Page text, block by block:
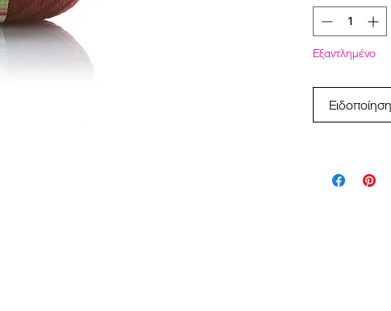
Εξαντλημένο
Ειδοποίηση